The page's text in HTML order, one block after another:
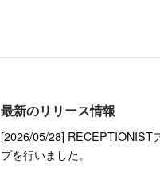
最新のリリース情報
[2026/05/28] RECEPTIONIST
プを行いました。